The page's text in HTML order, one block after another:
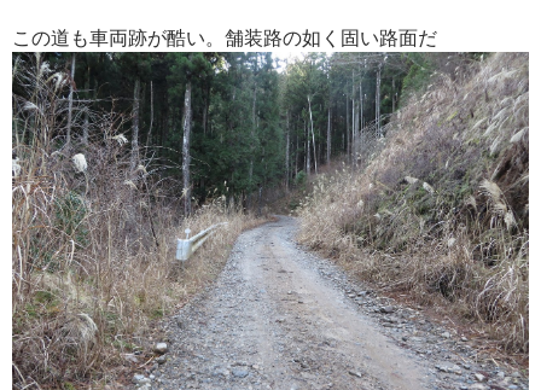
この道も車両跡が酷い。舗装路の如く固い路面だ